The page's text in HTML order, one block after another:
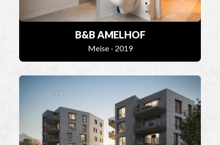
B&B AMELHOF
Meise - 2019